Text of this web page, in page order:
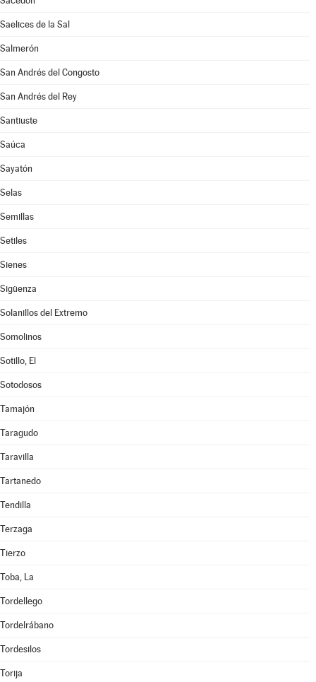
Saelices de la Sal
Salmerón
San Andrés del Congosto
San Andrés del Rey
Santiuste
Saúca
Sayatón
Selas
Semillas
Setiles
Sienes
Sigüenza
Solanillos del Extremo
Somolinos
Sotillo, El
Sotodosos
Tamajón
Taragudo
Taravilla
Tartanedo
Tendilla
Terzaga
Tierzo
Toba, La
Tordellego
Tordelrábano
Tordesilos
Torija